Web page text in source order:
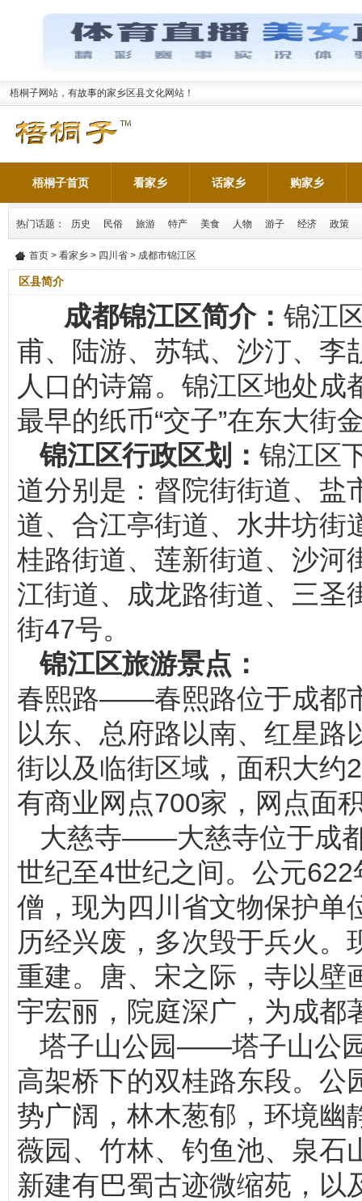
梧桐子网站，有故事的家乡区县文化网站！
梧桐子首页 看家乡 话家乡 购家乡
热门话题： 历史 民俗 旅游 特产 美食 人物 游子 经济 政策
首页 > 看家乡 > 四川省 > 成都市锦江区
区县简介
成都锦江区简介： 锦江
甫、陆游、苏轼、沙汀、李
人口的诗篇。锦江区地处
最早的纸币“交子”在东大街
锦江区行政区划： 锦江区
道分别是：督院街街道、盐
道、合江亭街道、水井坊街
桂路街道、莲新街道、沙河
江街道、成龙路街道、三圣
街47号。
锦江区旅游景点：
春熙路——春熙路位于成都
以东、总府路以南、红星
街以及临街区域，面积大约
有商业网点700家，网点面
大慈寺——大慈寺位于成
世纪至4世纪之间。公元
僧，现为四川省文物保护单
历经兴废，多次毁于兵火。
重建。唐、宋之际，寺以壁
宇宏丽，院庭深广，为成都
塔子山公园——塔子山公
高架桥下的双桂路东段。公
势广阔，林木葱郁，环境幽
薇园、竹林、钓鱼池、泉石
新建有巴蜀古迹微缩苑，